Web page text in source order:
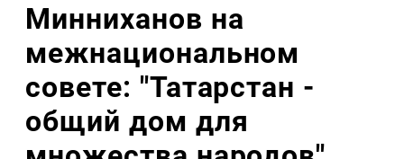
Минниханов на
межнациональном
совете: "Татарстан -
общий дом для